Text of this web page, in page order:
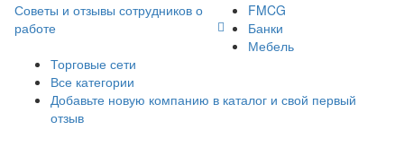
Советы и отзывы сотрудников о
работе
FMCG
Банки
Мебель
Торговые сети
Все категории
Добавьте новую компанию в каталог и свой первый
отзыв